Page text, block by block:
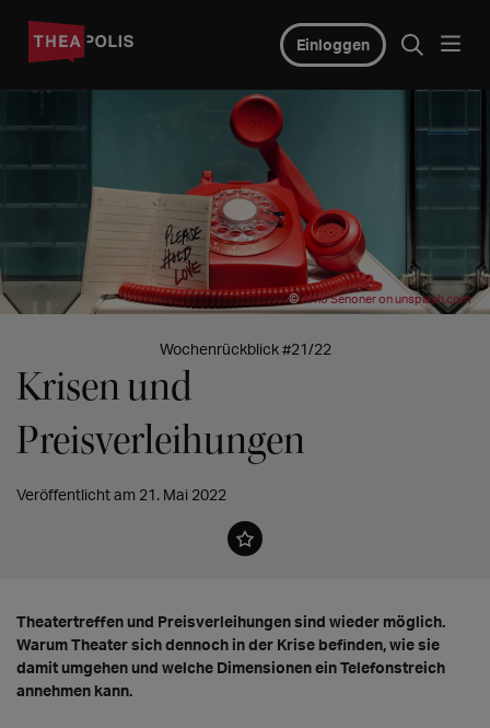
Einloggen
©Arno Senoner on unsplash.com
Wochenrückblick #21/22
Krisen und
Preisverleihungen
Veröffentlicht am 21. Mai 2022
Theatertreffen und Preisverleihungen sind wieder möglich.
Warum Theater sich dennoch in der Krise befinden, wie sie
damit umgehen und welche Dimensionen ein Telefonstreich
annehmen kann.